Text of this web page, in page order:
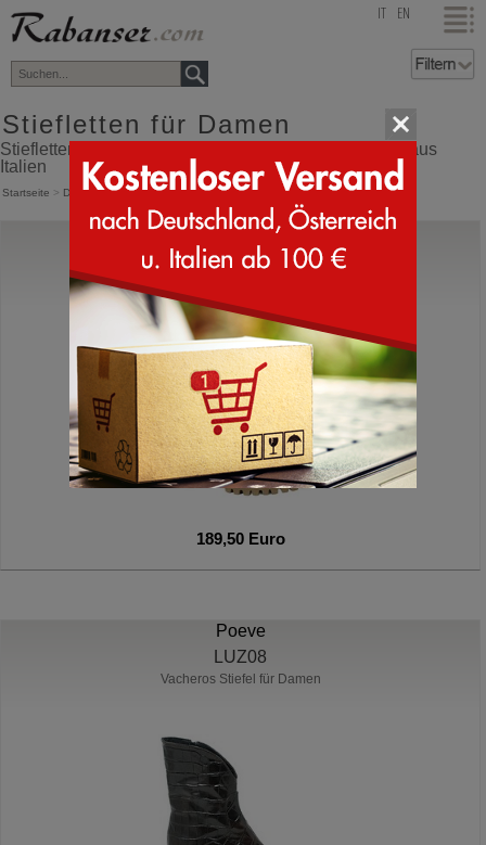
top EN
Stiefletten für Damen
Stiefletten für Damen Online Shop mit Versand direkt aus
Italien
Startseite > Damen>Stiefel>Stiefletten
Nero Giardini
I618130D
189,50 Euro
Poeve
LUZ08
Vacheros Stiefel für Damen